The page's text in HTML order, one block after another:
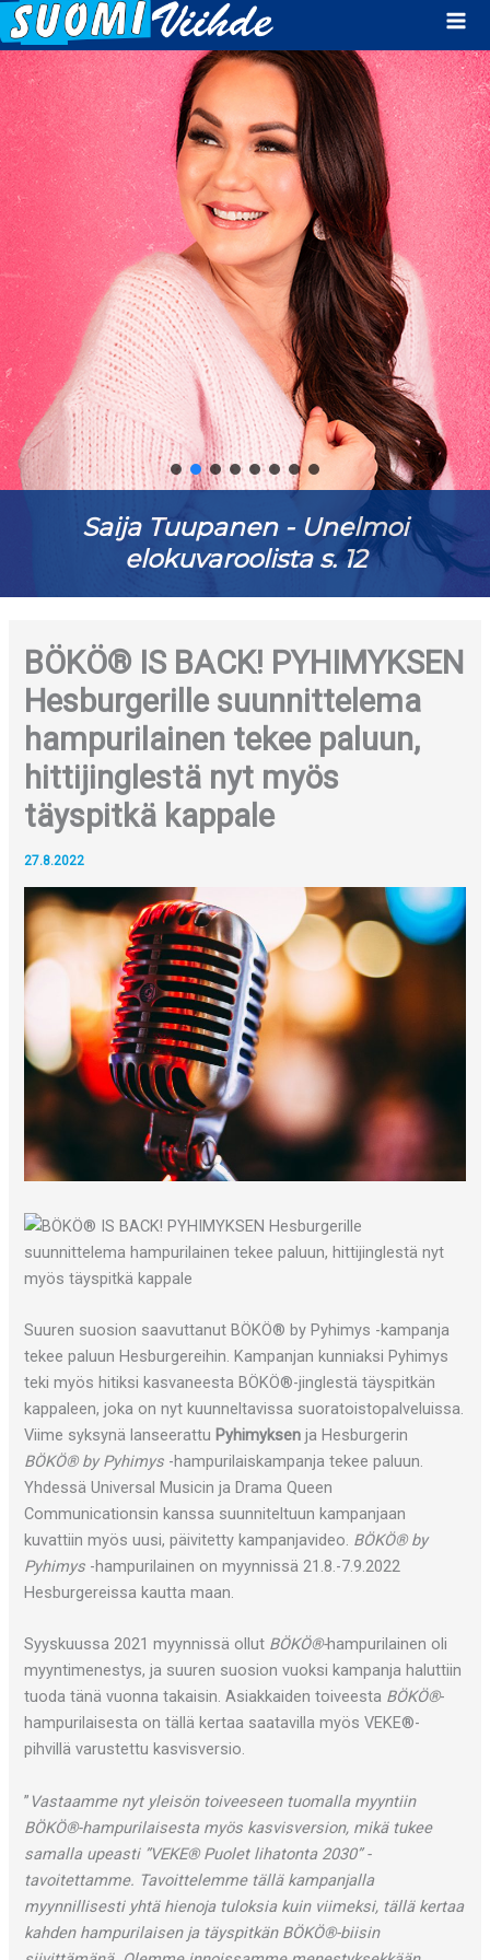
Saija Tuupanen - Unelmoi
elokuvaroolista s. 12
BÖKÖ® IS BACK! PYHIMYKSEN
Hesburgerille suunnittelema
hampurilainen tekee paluun,
hittijinglestä nyt myös
täyspitkä kappale
27.8.2022
Suuren suosion saavuttanut BÖKÖ® by Pyhimys -kampanja
tekee paluun Hesburgereihin. Kampanjan kunniaksi Pyhimys
teki myös hitiksi kasvaneesta BÖKÖ®-jinglestä täyspitkän
kappaleen, joka on nyt kuunneltavissa suoratoistopalveluissa.
Viime syksynä lanseerattu Pyhimyksen ja Hesburgerin
BÖKÖ® by Pyhimys -hampurilaiskampanja tekee paluun.
Yhdessä Universal Musicin ja Drama Queen
Communicationsin kanssa suunniteltuun kampanjaan
kuvattiin myös uusi, päivitetty kampanjavideo. BÖKÖ® by
Pyhimys -hampurilainen on myynnissä 21.8.-7.9.2022
Hesburgereissa kautta maan.
Syyskuussa 2021 myynnissä ollut BÖKÖ®-hampurilainen oli
myyntimenestys, ja suuren suosion vuoksi kampanja haluttiin
tuoda tänä vuonna takaisin. Asiakkaiden toiveesta BÖKÖ®-
hampurilaisesta on tällä kertaa saatavilla myös VEKE®-
pihvillä varustettu kasvisversio.
” Vastaamme nyt yleisön toiveeseen tuomalla myyntiin
BÖKÖ®-hampurilaisesta myös kasvisversion, mikä tukee
samalla upeasti ”VEKE® Puolet lihatonta 2030” -
tavoitettamme. Tavoittelemme tällä kampanjalla
myynnillisesti yhtä hienoja tuloksia kuin viimeksi, tällä kertaa
kahden hampurilaisen ja täyspitkän BÖKÖ®-biisin